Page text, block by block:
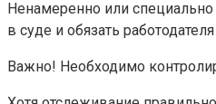
Ненамеренно или
в суде и обязать
Важно! Необходимо